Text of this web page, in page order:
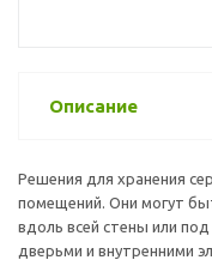
Описание
Решения для хранения
помещений. Они могут
вдоль всей стены или
дверьми и внутренними